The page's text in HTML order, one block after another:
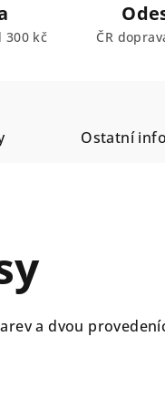
300 kč ČR
Ostatní
a dvou